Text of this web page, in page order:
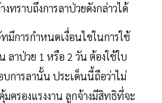
ทราบถึงการลาป่วยดังกล่าวได้
การกำหนดเงื่อนไขในการใช้
ลาป่วย 1 หรือ 2 วัน ต้องใช้ใบ
การลานั้น ประเด็นนี้ถือว่าไม่
ครองแรงงาน ลูกจ้างมีสิทธิที่จะ